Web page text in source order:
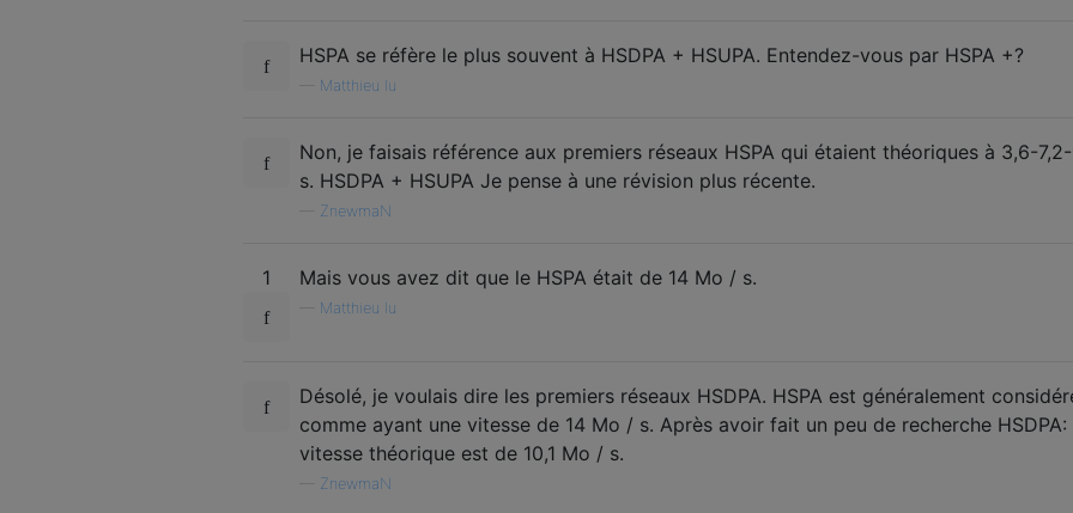
HSPA se réfère le plus souvent à HSDPA + HSUPA. Entendez-vous par HSPA +?
Matthieu lu
Non, je faisais référence aux premiers réseaux HSPA qui étaient théoriques à 3,6-
s. HSDPA + HSUPA Je pense à une révision plus récente.
ZnewmaN
1 Mais vous avez dit que le HSPA était de 14 Mo / s.
Matthieu lu
Désolé, je voulais dire les premiers réseaux HSDPA. HSPA est généralement
comme ayant une vitesse de 14 Mo / s. Après avoir fait un peu de recherche HSDPA:
vitesse théorique est de 10,1 Mo / s.
ZnewmaN